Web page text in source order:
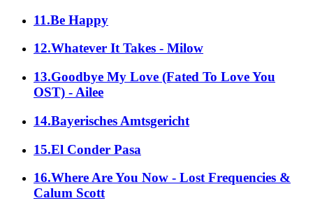
11.Be Happy
12.Whatever It Takes - Milow
13.Goodbye My Love (Fated To Love You
OST) - Ailee
14.Bayerisches Amtsgericht
15.El Conder Pasa
16.Where Are You Now - Lost Frequencies &
Calum Scott